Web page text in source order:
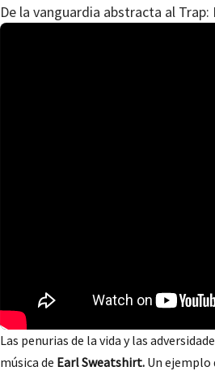
De la vanguardia abstracta al
Las penurias de la vida y las
música de Earl Sweatshirt. Un ejemplo